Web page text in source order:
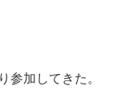
参加してきた。